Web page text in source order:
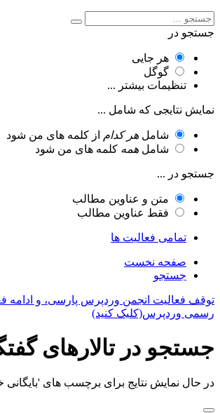
جستجو در
هر جایی
گوگل
تنظیمات بیشتر ...
نمایش نتایجی که شامل ...
شامل هر کدام از کلمه های من شود
شامل همه کلمه های من شود
جستجو در ...
متن و عناوین مطالب
فقط عناوین مطالب
تمامی فعالیت ها
صفحه نخست
جستجو
توقف فعالیت انجمن وردپرس پارسی، و ادامه
رسمی وردپرس(کلیک کنید)
جستجو در تالارهای
در حال نمایش نتایج برای برچسب های